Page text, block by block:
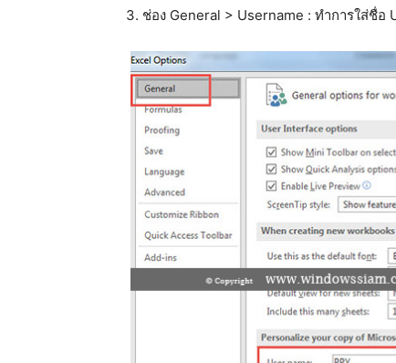
3. ช่อง General > Username : ทำการใส่ชื่อ